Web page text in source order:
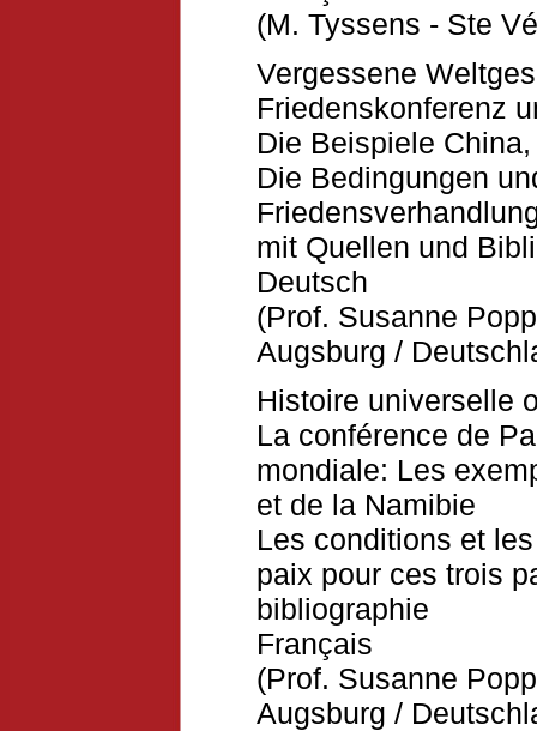
(M. Tyssens - Ste
Vergessene
Friedenskonferenz
Die Beispiele
Die Bedingungen
mit Quellen und
Deutsch
(Prof. Susanne
Augsburg /
Histoire universelle
La conférence de
mondiale: Les
et de la Namibie
Les conditions et
paix pour ces trois
bibliographie
Français
(Prof. Susanne
Augsburg /